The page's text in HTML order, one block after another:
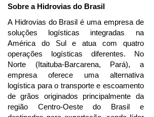
Sobre a Hidrovias do Brasil
A Hidrovias do Brasil é uma empresa de
soluções logísticas integradas na
América do Sul e atua com quatro
operações logísticas diferentes. No
Norte (Itaituba-Barcarena, Pará), a
empresa oferece uma alternativa
logística para o transporte e escoamento
de grãos originados principalmente da
região Centro-Oeste do Brasil e